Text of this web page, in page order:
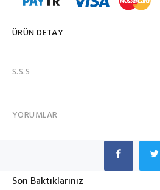
ÜRÜN DETAY
S.S.S
YORUMLAR
Son Baktıklarınız